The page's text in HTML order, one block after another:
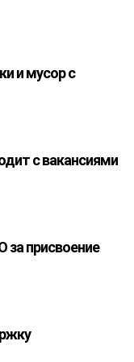
и мусор с
с вакансиями
за присвоение